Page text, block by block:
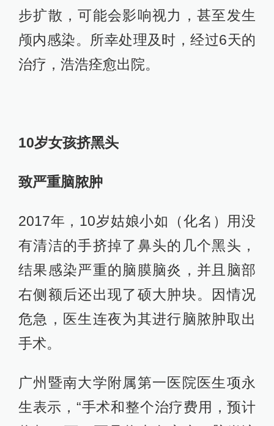
步扩散，可能会影响视力，甚至发生
颅内感染。所幸处理及时，经过6天的
治疗，浩浩痊愈出院。
10岁女孩挤黑头
致严重脑脓肿
2017年，10岁姑娘小如（化名）用没
有清洁的手挤掉了鼻头的几个黑头，
结果感染严重的脑膜脑炎，并且脑部
右侧额后还出现了硕大肿块。因情况
危急，医生连夜为其进行脑脓肿取出
手术。
广州暨南大学附属第一医院医生项永
生表示，“手术和整个治疗费用，预计